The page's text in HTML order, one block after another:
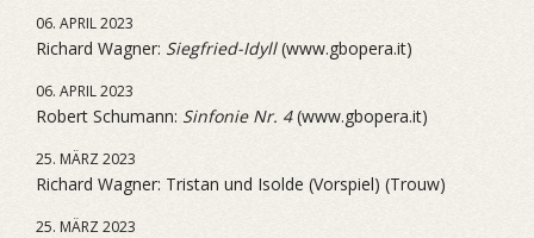
06. APRIL 2023
Richard Wagner: Siegfried-Idyll(www.gbopera.it)
06. APRIL 2023
Robert Schumann: Sinfonie Nr. 4(www.gbopera.it)
25. MÄRZ 2023
Richard Wagner: Tristan und Isolde (Vorspiel) (Trouw)
25. MÄRZ 2023